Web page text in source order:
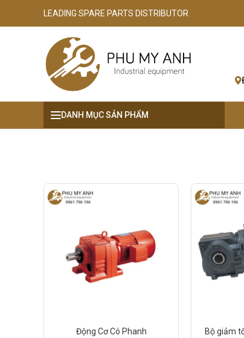
LEADING SPARE PARTS DISTRIBUTOR
DANH MỤC SẢN PHẨM
Động Cơ Có Phanh
Bộ giảm